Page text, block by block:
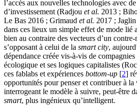
l’accès aux nouvelles technologies avec
d’investissement (Radjou et al. 2013 ;
Le Bas 2016 ; Grimaud et al. 2017 ;
dans ces lieux un simple effet de mode lié
bien au contraire des vecteurs d’un
s’opposant à celui de la smart city,
dépendance créée vis-à-vis de
écologique et ses logiques capitalistes
ces fablabs et expériences bottom-up [2]
opportunités pour penser et contribuer à
interrogeant le modèle à suivre, peut-être
smart, plus ingénieux qu’intelligent.